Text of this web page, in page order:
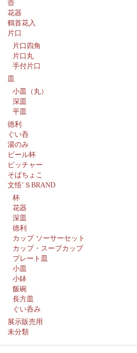
壺
花器
鶴首花入
片口
片口四角
片口丸
手付片口
小皿（丸）
深皿
平皿
徳利
ぐい呑
湯のみ
ビール杯
ピッチャー
そばちょこ
文悟’ＳBRAND
杯
花器
深皿
徳利
カップ ソーサーセット
カップ・スープカップ
プレート皿
小皿
小鉢
飯碗
長方皿
ぐい呑み
展示販売用
未分類